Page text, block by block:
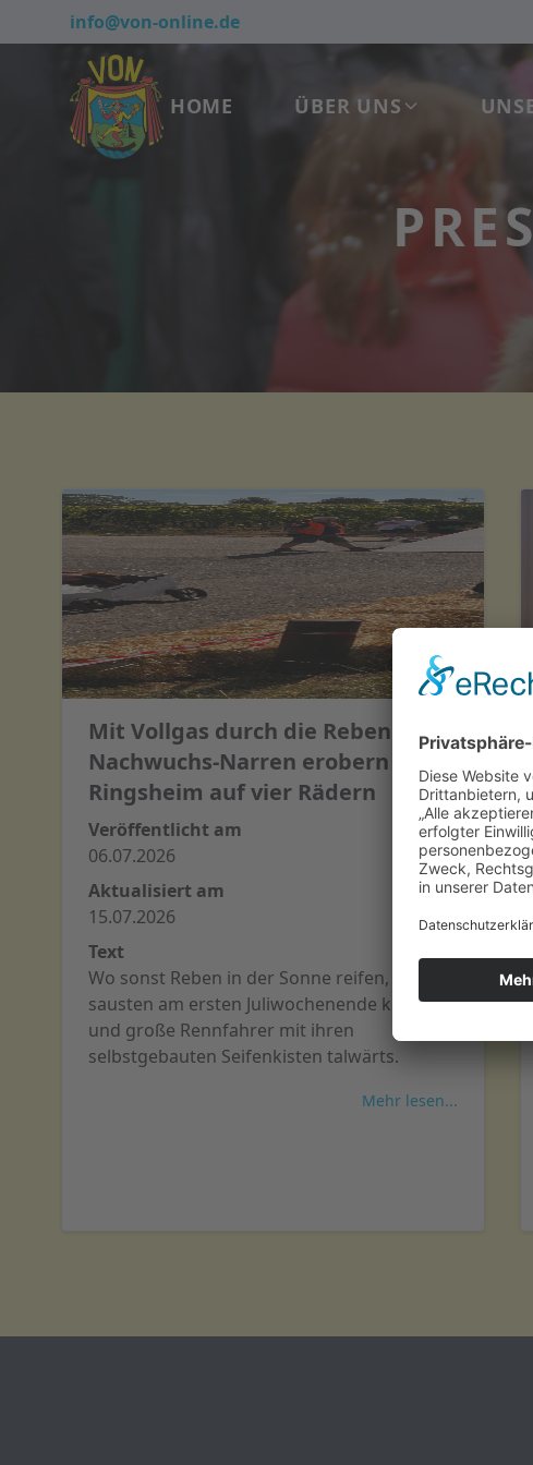
info@von-online.de
HOME ÜBER UNS
Mit Vollgas durch die Reben –
Nachwuchs-Narren erobern
Ringsheim auf vier Rädern
Veröffentlicht am
06.07.2026
Aktualisiert am
15.07.2026
Text
Wo sonst Reben in der Sonne reifen,
sausten am ersten Juliwochenende kleine
und große Rennfahrer mit ihren
selbstgebauten Seifenkisten talwärts.
Mehr lesen...